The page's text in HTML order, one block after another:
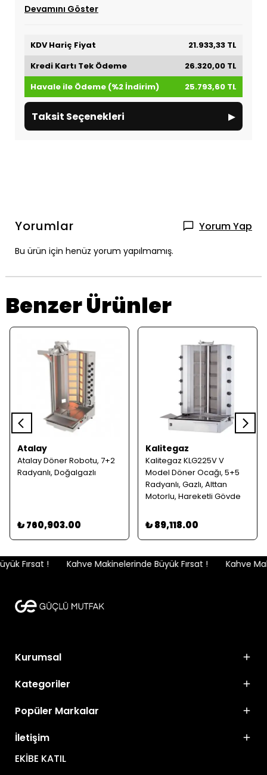
Devamını Göster
KDV Hariç Fiyat
21.933,33 TL
Kredi Kartı Tek Ödeme
26.320,00 TL
Havale ile Ödeme (%2 İndirim)
25.793,60 TL
Taksit Seçenekleri ▸
Yorumlar Yorum Yap
Bu ürün için henüz yorum yapılmamış.
Benzer Ürünler
Atalay
Atalay Döner Robotu, 7+2
Radyanlı, Doğalgazlı
₺ 760,903.00
Kalitegaz
Kalitegaz KLG225V V
Model Döner Ocağı, 5+5
Radyanlı, Gazlı, Alttan
Motorlu, Hareketli Gövde
₺ 89,118.00
Fırsat ! Kahve Makinelerinde Büyük Fırsat ! Kahve
Kurumsal
Kategoriler
Popüler Markalar
İletişim
EKİBE KATIL